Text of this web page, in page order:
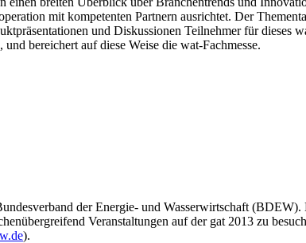
mit kompetenten Partnern ausrichtet. Der
und Diskussionen Teilnehmer für dieses
bereichert auf diese Weise die wat-Fachmesse.
der Energie- und Wasserwirtschaft
Veranstaltungen auf der gat 2013 zu
).